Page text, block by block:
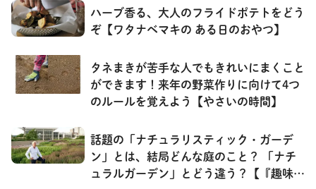
ハーブ香る、大人のフライドポテトをどう
ぞ【ワタナベマキの ある日のおやつ】
タネまきが苦手な人でもきれいにまくこと
ができます！来年の野菜作りに向けて4つ
のルールを覚えよう【やさいの時間】
話題の「ナチュラリスティック・ガーデ
ン」とは、結局どんな庭のこと？ 「ナチ
ュラルガーデン」とどう違う？【『趣味の